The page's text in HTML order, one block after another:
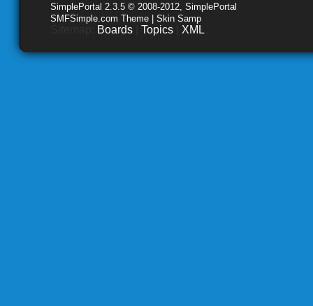
SimplePortal 2.3.5 © 2008-2012, SimplePortal
SMFSimple.com Theme | Skin Samp
Boards Topics XML